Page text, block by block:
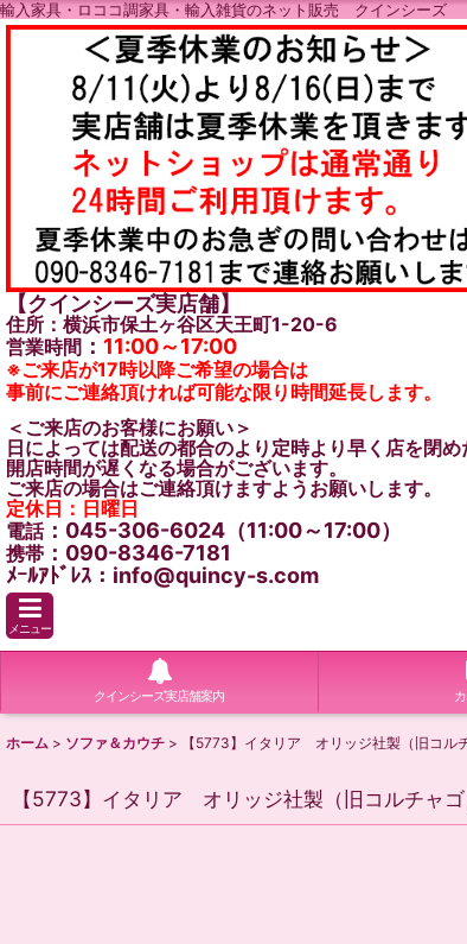
輸入家具・ロココ調家具・輸入雑貨のネット販売 クインシーズ
【クインシーズ実店舗】
住所：横浜市保土ヶ谷区天王町1-20-6
営業時間 ： 11:00～17:00
※ご来店が17時以降ご希望の場合は
事前にご連絡頂ければ可能な限り時間延長します。
＜ご来店のお客様にお願い＞
日によっては配送の都合のより定時より早く店を閉め
開店時間が遅くなる場合がございます。
ご来店の場合はご連絡頂けますようお願いします。
定休日：日曜日
電話：045-306-6024（11:00～17:00）
携帯 ：090-8346-7181
ﾒｰﾙｱﾄﾞﾚｽ：info@quincy-s.com
メニュー
クインシーズ実店舗案内
ホーム > ソファ＆カウチ > 【5773】イタリア オリッジ社製（旧コル
【5773】イタリア オリッジ社製（旧コルチャ